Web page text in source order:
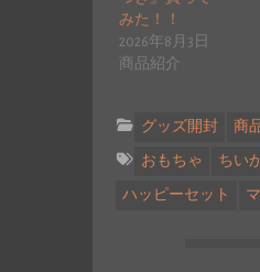
みた！！
2026年8月3日
商品紹介
グッズ開封 商
おもちゃ ちい
ハッピーセット